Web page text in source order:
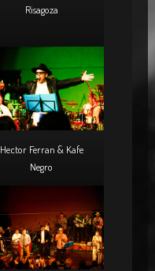
Risagoza
Hector Ferran & Kafe
Negro